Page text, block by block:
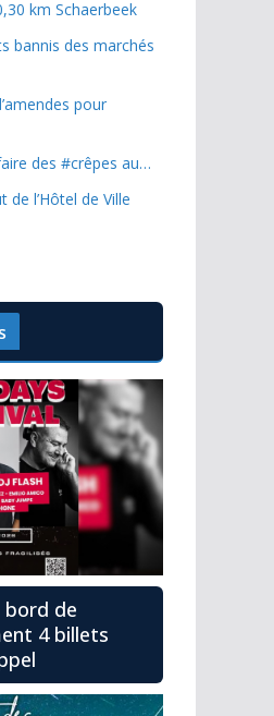
km Schaerbeek
bannis des marchés
pour
des #crêpes au…
de l’Hôtel de Ville
bord de
4 billets